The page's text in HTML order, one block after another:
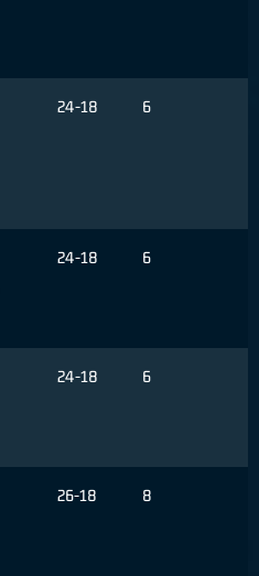
24-18 6
24-18 6
24-18 6
26-18 8